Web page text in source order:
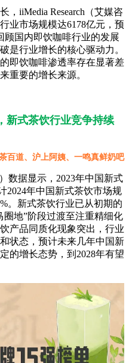
iiMedia Research（艾媒咨
业市场规模达6178亿元，预
顾国内即饮咖啡行业的发展
是行业增长的核心驱动力。
即饮咖啡渗透率存在显著差
重要的增长来源。
新式茶饮行业竞争持续
百道、沪上阿姨、一鸣真鲜奶吧
数据显示，2023年中国新式
2024年中国新式茶饮市场规
。新式茶饮行业已从初期的
地”阶段过渡至注重精细化
产品同质化现象突出，行业
状态，预计未来几年中国新
的增长态势，到2028年有望